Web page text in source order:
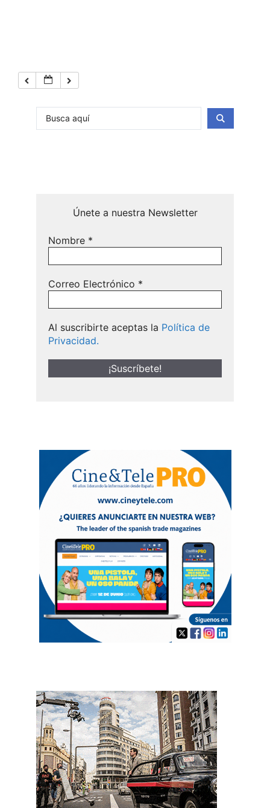
Únete a nuestra Newsletter
Nombre *
Correo Electrónico *
Al suscribirte aceptas la Política de
Privacidad.